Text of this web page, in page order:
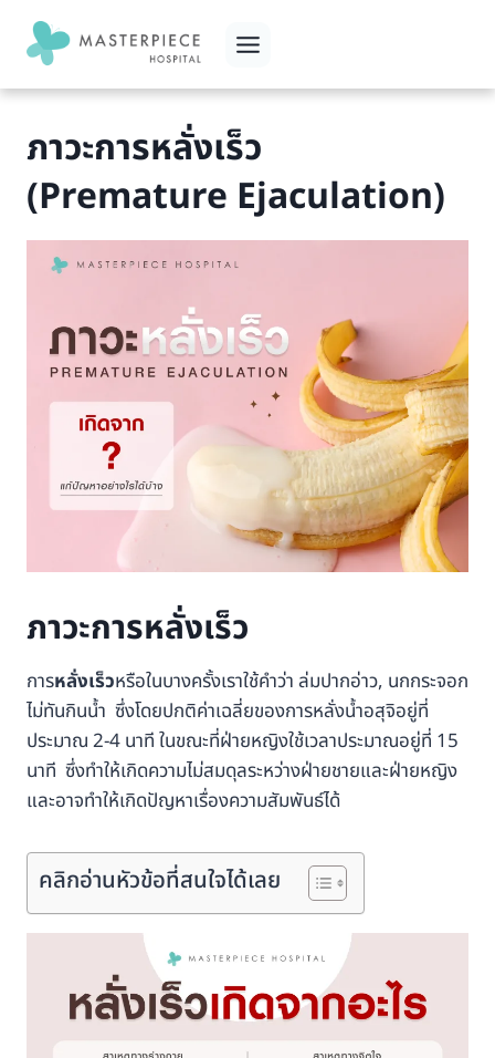
content
ภาวะการหลั่งเร็ว
(Premature Ejaculation)
ภาวะการหลั่งเร็ว
การหลั่งเร็วหรือในบางครั้งเราใช้คำว่า ล่มปากอ่าว, นกกระจอก
ไม่ทันกินน้ำ ซึ่งโดยปกติค่าเฉลี่ยของการหลั่งน้ำอสุจิอยู่ที่
ประมาณ 2-4 นาที ในขณะที่ฝ่ายหญิงใช้เวลาประมาณอยู่ที่ 15
นาที ซึ่งทำให้เกิดความไม่สมดุลระหว่างฝ่ายชายและฝ่ายหญิง
และอาจทำให้เกิดปัญหาเรื่องความสัมพันธ์ได้
คลิกอ่านหัวข้อที่สนใจได้เลย